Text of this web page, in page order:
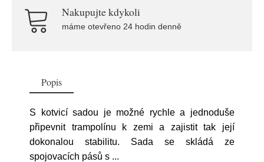
Nakupujte kdykoli
máme otevřeno 24 hodin denně
Popis
S kotvicí sadou je možné rychle a jednoduše
připevnit trampolínu k zemi a zajistit tak její
dokonalou stabilitu. Sada se skládá ze
spojovacích pásů s ...